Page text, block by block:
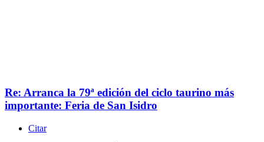
Re: Arranca la 79ª edición del ciclo taurino más
importante: Feria de San Isidro
Citar